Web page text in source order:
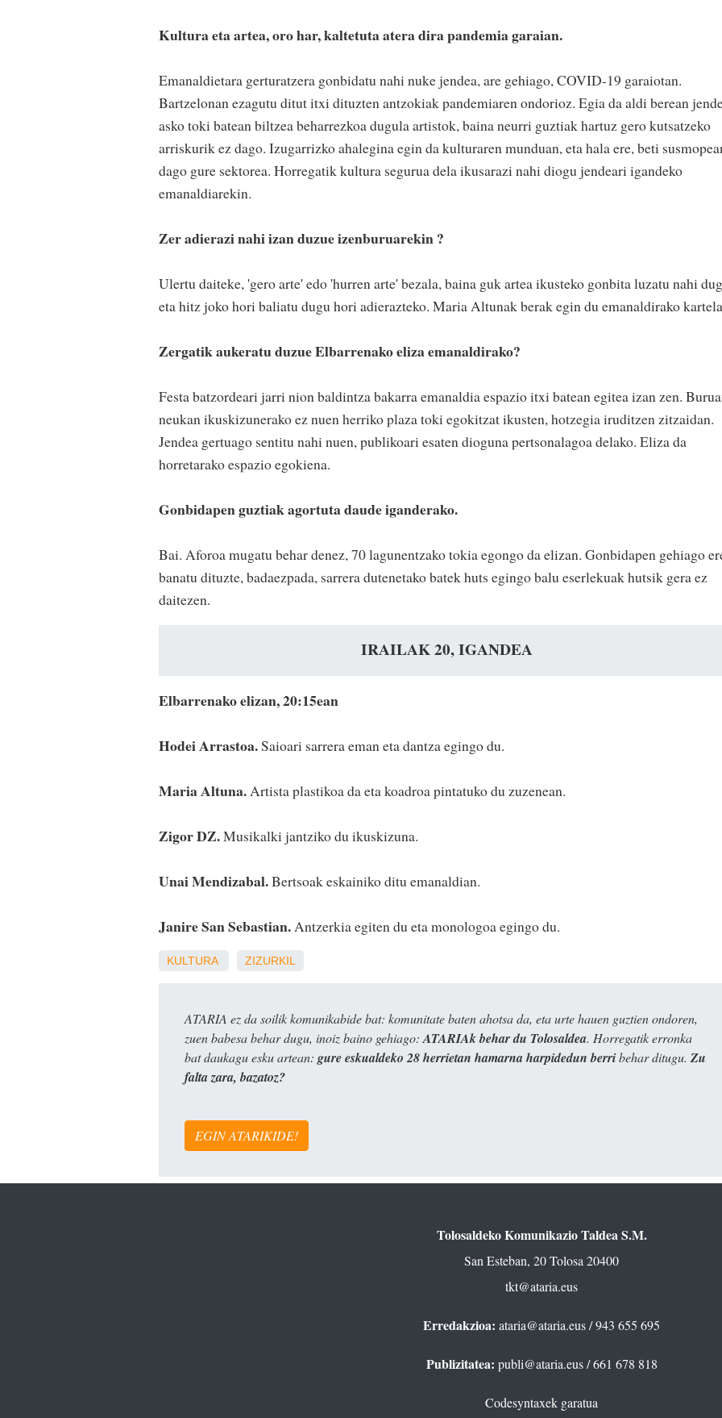
Kultura eta artea, oro har, kaltetuta atera dira pandemia garaian.
Emanaldietara gerturatzera gonbidatu nahi nuke jendea, are gehiago, COVID-19 garaiotan.
Bartzelonan ezagutu ditut itxi dituzten antzokiak pandemiaren ondorioz. Egia da aldi berean
asko toki batean biltzea beharrezkoa dugula artistok, baina neurri guztiak hartuz gero kutsatzeko
arriskurik ez dago. Izugarrizko ahalegina egin da kulturaren munduan, eta hala ere, beti
dago gure sektorea. Horregatik kultura segurua dela ikusarazi nahi diogu jendeari igandeko
emanaldiarekin.
Zer adierazi nahi izan duzue izenburuarekin ?
Ulertu daiteke, 'gero arte' edo 'hurren arte' bezala, baina guk artea ikusteko gonbita luzatu nahi
eta hitz joko hori baliatu dugu hori adierazteko. Maria Altunak berak egin du emanaldirako
Zergatik aukeratu duzue Elbarrenako eliza emanaldirako?
Festa batzordeari jarri nion baldintza bakarra emanaldia espazio itxi batean egitea izan zen.
neukan ikuskizunerako ez nuen herriko plaza toki egokitzat ikusten, hotzegia iruditzen zitzaidan.
Jendea gertuago sentitu nahi nuen, publikoari esaten dioguna pertsonalagoa delako. Eliza da
horretarako espazio egokiena.
Gonbidapen guztiak agortuta daude iganderako.
Bai. Aforoa mugatu behar denez, 70 lagunentzako tokia egongo da elizan. Gonbidapen gehiago
banatu dituzte, badaezpada, sarrera dutenetako batek huts egingo balu eserlekuak hutsik gera ez
daitezen.
IRAILAK 20, IGANDEA
Elbarrenako elizan, 20:15ean
Hodei Arrastoa.Saioari sarrera eman eta dantza egingo du.
Maria Altuna. Artista plastikoa da eta koadroa pintatuko du zuzenean.
Zigor DZ.Musikalki jantziko du ikuskizuna.
Unai Mendizabal.Bertsoak eskainiko ditu emanaldian.
Janire San Sebastian. Antzerkia egiten du eta monologoa egingo du.
KULTURA ZIZURKIL
ATARIA ez da soilik komunikabide bat: komunitate baten ahotsa da, eta urte hauen guztien ondoren,
zuen babesa behar dugu, inoiz baino gehiago:ATARIAk behar du Tolosaldea. Horregatik erronka
bat daukagu esku artean: gure eskualdeko 28 herrietan hamarna harpidedun berribehar ditugu. Zu
falta zara, bazatoz?
EGIN ATARIKIDE!
Tolosaldeko Komunikazio Taldea S.M.
San Esteban, 20 Tolosa 20400
tkt@ataria.eus
Erredakzioa: ataria@ataria.eus/ 943 655 695
Publizitatea: publi@ataria.eus/ 661 678 818
Codesyntaxek garatua